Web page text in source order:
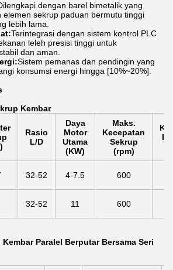
dengan barel bimetalik yang
elemen sekrup paduan bermutu tinggi
lebih lama.
Terintegrasi dengan sistem kontrol PLC
leleh presisi tinggi untuk
dan aman.
Sistem pemanas dan pendingin yang
konsumsi energi hingga [10%~20%].
Kembar
Rasio
L/D
Daya
Motor
Utama
(KW)
Maks.
Kecepatan
Sekrup
(rpm)
32-52 4-7.5 600
32-52 11 600
Paralel Berputar Bersama Seri